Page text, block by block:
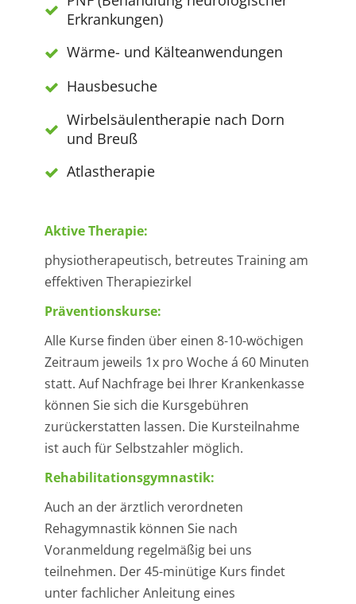
Erkrankungen)
Wärme- und Kälteanwendungen
Hausbesuche
Wirbelsäulentherapie nach Dorn
und Breuß
Atlastherapie
Aktive Therapie:
physiotherapeutisch, betreutes Training am
effektiven Therapiezirkel
Präventionskurse:
Alle Kurse finden über einen 8-10-wöchigen
Zeitraum jeweils 1x pro Woche á 60 Minuten
statt. Auf Nachfrage bei Ihrer Krankenkasse
können Sie sich die Kursgebühren
zurückerstatten lassen. Die Kursteilnahme
ist auch für Selbstzahler möglich.
Rehabilitationsgymnastik:
Auch an der ärztlich verordneten
Rehagymnastik können Sie nach
Voranmeldung regelmäßig bei uns
teilnehmen. Der 45-minütige Kurs findet
unter fachlicher Anleitung eines